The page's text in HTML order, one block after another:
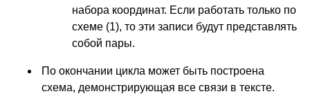
набора координат. Если работать только по
схеме (1), то эти записи будут представлять
собой пары.
По окончании цикла может быть построена
схема, демонстрирующая все связи в тексте.